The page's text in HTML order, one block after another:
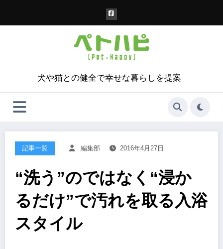
犬や猫との健全で幸せな暮らしを提案
記事一覧 編集部 2016年4月27日
“洗う”のではなく“浸か
るだけ”で汚れを取る入浴
スタイル